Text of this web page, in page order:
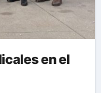
en el